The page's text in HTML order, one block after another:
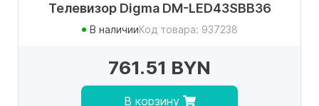
Телевизор Digma DM-LED43SBB36
В наличииКод товара: 937238
761.51 BYN
В корзину